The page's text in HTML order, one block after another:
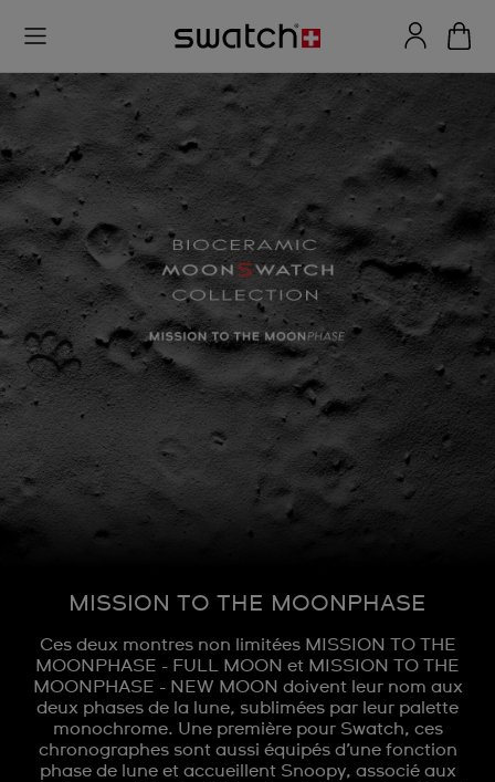
MISSION TO THE MOONPHASE
Ces deux montres non limitées MISSION TO THE
MOONPHASE - FULL MOON et MISSION TO THE
MOONPHASE - NEW MOON doivent leur nom aux
deux phases de la lune, sublimées par leur palette
monochrome. Une première pour Swatch, ces
chronographes sont aussi équipés d’une fonction
phase de lune et accueillent Snoopy, associé aux